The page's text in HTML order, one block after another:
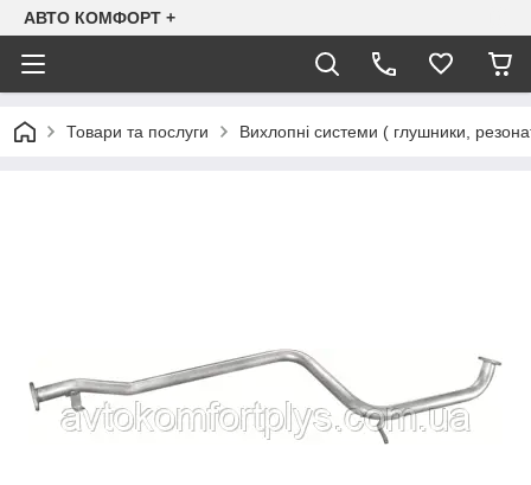
АВТО КОМФОРТ +
Товари та послуги Вихлопні системи ( глушники,